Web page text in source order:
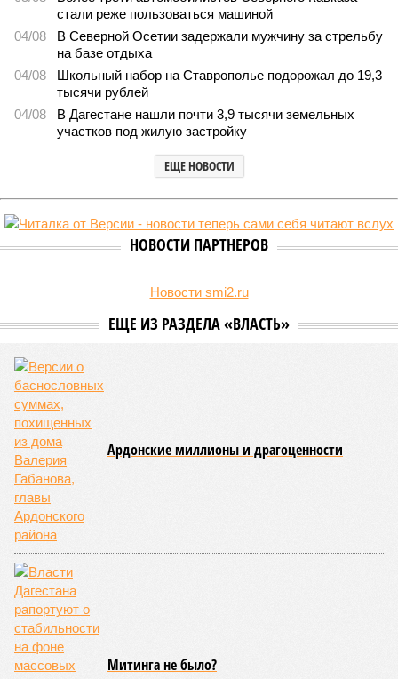
Кабардино-Балкария и Северная Осетия попали в топ-5
антирейтинга по детской преступности
детской преступности (фото: pixabay.com/fsHH)
Две республики Северного Кавказа продемонстрировали
существенный рост детской преступности по итогам первого
полугодия 2026-го.
месяцев текущего года было зафиксировано 58
деяния, что превышает показатель за аналогичный период
всего 16 человек.
В соседней Северной Осетии число подростков-
правонарушителей подскочило с 10 до 17. Обе
северокавказские республики в итоге оказались в первой
пятёрке общероссийского антирейтинга.
Эти данные
Министерства внутренних дел Российской Федерации.
В масштабах всей страны картина также выглядит
тревожно: за первое полугодие общее количество
несовершеннолетних преступников увеличилось по
сравнению с аналогичным периодом минувшего года на 945
человек и достигло отметки в 11,4 тысячи.
В Чукотском автономном округе число малолетних
нарушителей закона выросло с одного до шести, в
Чеченской Республике, где годом ранее таковых не было